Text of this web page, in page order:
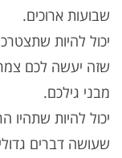
שבועות ארוכים.
יכול להיות
שזה יעשה לכם
מבני גילכם.
יכול להיות שתהיו
שעושה דברים